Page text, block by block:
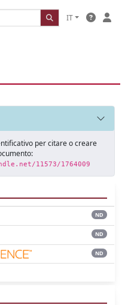
IT
per citare o creare
11573/1764009
ND
ND
ND